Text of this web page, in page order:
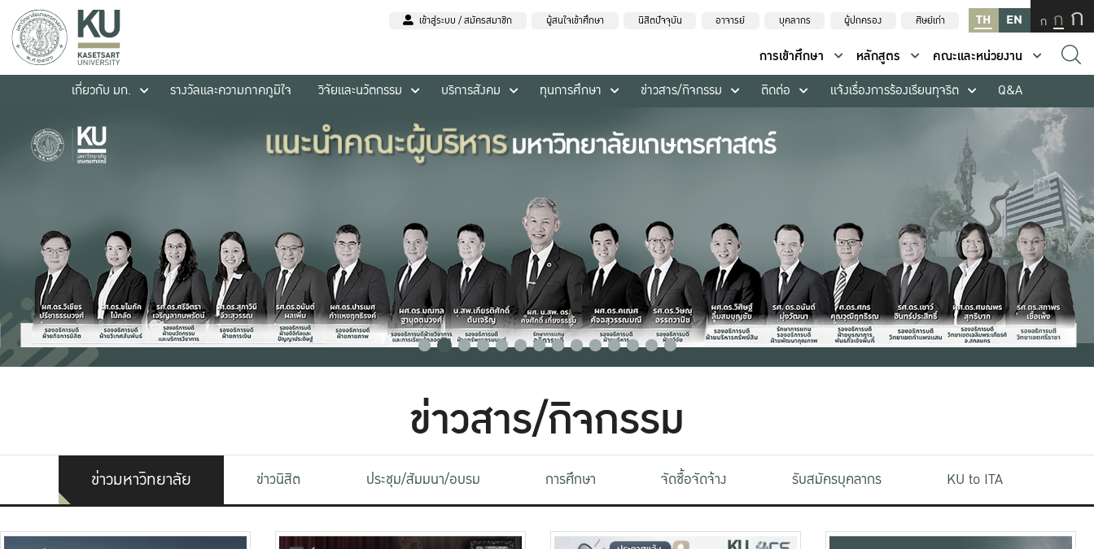
เข้าสู่ระบบ / สมัครสมาชิก ผู้สนใจเข้าศึกษา นิสิตปัจจุบัน อาจารย์ บุคลากร ผู้ปกครอง ศิษย์เก่า TH EN ก ก ก
การเข้าศึกษา หลักสูตร
คณะและหน่วยงาน
เกี่ยวกับ มก.
รางวัลและความภาคภูมิใจ วิจัยและนวัตกรรม บริการสังคม ทุนการศึกษา ข่าวสาร/กิจกรรม ติดต่อ แจ้งเรื่องการร้องเรียนทุจริต Q&A
ข่าวสาร/กิจกรรม
ข่าวมหาวิทยาลัย ข่าวนิสิต ประชุม/สัมมนา/อบรม การศึกษา จัดซื้อจัดจ้าง รับสมัครบุคลากร KU to ITA